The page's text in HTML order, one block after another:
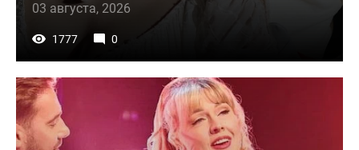
03 августа, 2026
1777 0